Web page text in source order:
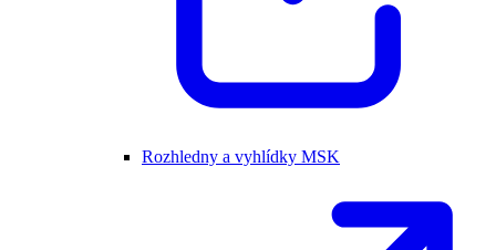
Rozhledny a vyhlídky MSK